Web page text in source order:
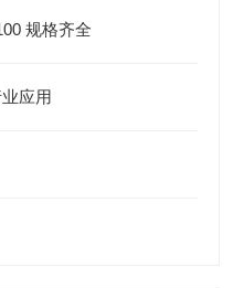
规格齐全
应用